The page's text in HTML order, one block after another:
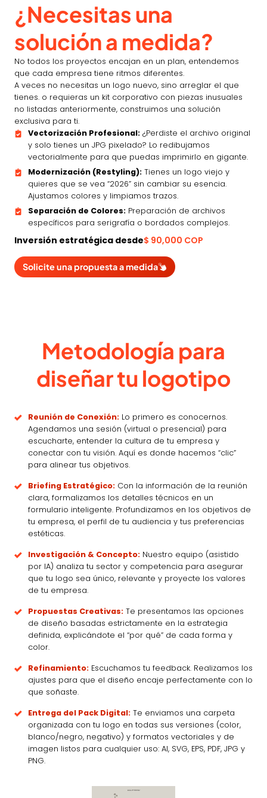
¿Necesitas una
solución a medida?
No todos los proyectos encajan en un plan, entendemos
que cada empresa tiene ritmos diferentes.
A veces no necesitas un logo nuevo, sino arreglar el que
tienes. o requieras un kit corporativo con piezas inusuales
no listadas anteriormente, construimos una solución
exclusiva para ti.
Vectorización Profesional:¿Perdiste el archivo original
y solo tienes un JPG pixelado? Lo redibujamos
vectorialmente para que puedas imprimirlo en gigante.
Modernización (Restyling):Tienes un logo viejo y
quieres que se vea “2026” sin cambiar su esencia.
Ajustamos colores y limpiamos trazos.
Separación de Colores:Preparación de archivos
específicos para serigrafía o bordados complejos.
Inversión estratégica desde$ 90,000 COP
Solicite una propuesta a medida
Metodología para
diseñar tu logotipo
Reunión de Conexión:Lo primero es conocernos.
Agendamos una sesión (virtual o presencial) para
escucharte, entender la cultura de tu empresa y
conectar con tu visión. Aquí es donde hacemos “clic”
para alinear tus objetivos.
Briefing Estratégico:Con la información de la reunión
clara, formalizamos los detalles técnicos en un
formulario inteligente. Profundizamos en los objetivos de
tu empresa, el perfil de tu audiencia y tus preferencias
estéticas.
Investigación & Concepto:Nuestro equipo (asistido
por IA) analiza tu sector y competencia para asegurar
que tu logo sea único, relevante y proyecte los valores
de tu empresa.
Propuestas Creativas:Te presentamos las opciones
de diseño basadas estrictamente en la estrategia
definida, explicándote el “por qué” de cada forma y
color.
Refinamiento:Escuchamos tu feedback. Realizamos los
ajustes para que el diseño encaje perfectamente con lo
que soñaste.
Entrega del Pack Digital:Te enviamos una carpeta
organizada con tu logo en todas sus versiones (color,
blanco/negro, negativo) y formatos vectoriales y de
imagen listos para cualquier uso: AI, SVG, EPS, PDF, JPG y
PNG.